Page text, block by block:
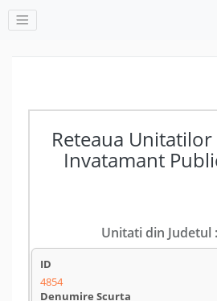
Reteaua Unitatilor
Invatamant
Unitati din Judetul
4854